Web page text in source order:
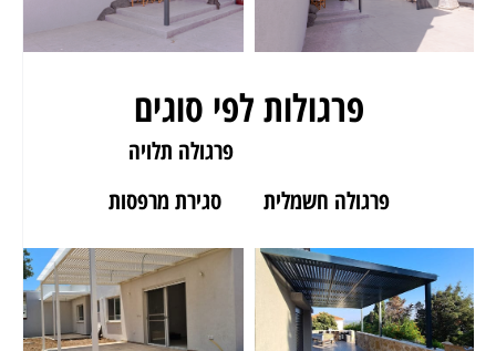
פרגולות לפי סוגים
פרגולה תלויה
פרגולה חשמלית
סגירת מרפסות